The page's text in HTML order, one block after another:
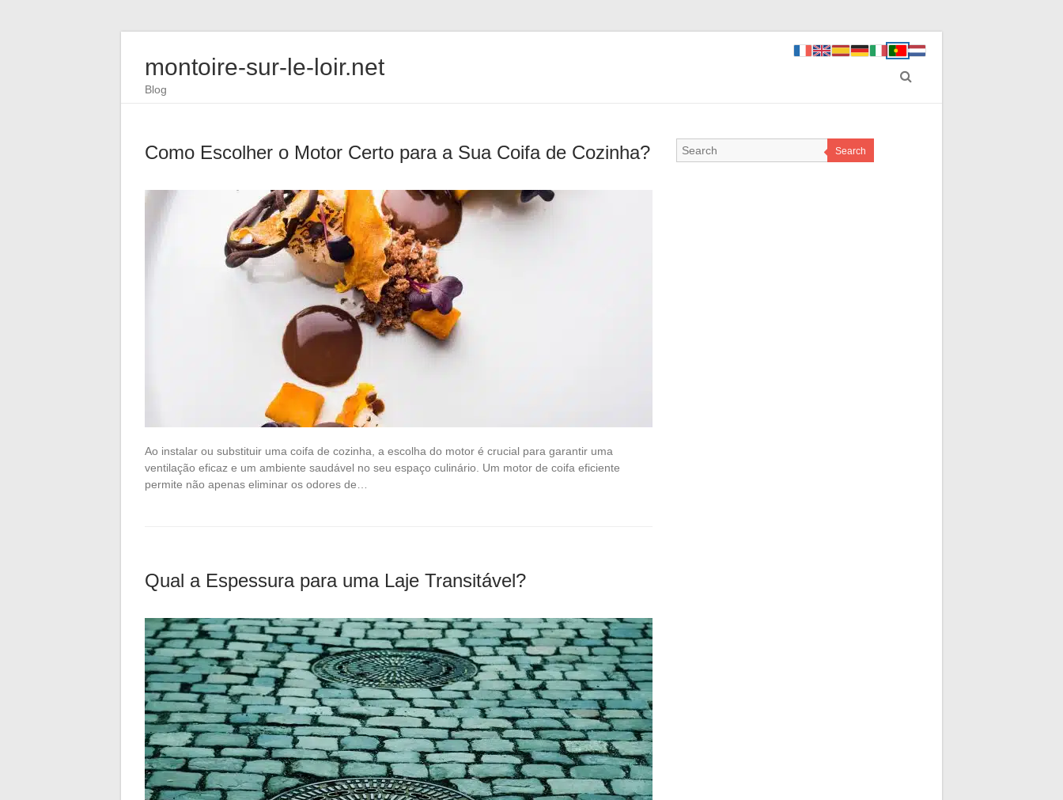
montoire-sur-le-loir.net
Blog
Como Escolher o Motor Certo para a Sua Coifa de Cozinha?
Ao instalar ou substituir uma coifa de cozinha, a escolha do motor é crucial para garantir uma
ventilação eficaz e um ambiente saudável no seu espaço culinário. Um motor de coifa eficiente
permite não apenas eliminar os odores de…
Qual a Espessura para uma Laje Transitável?
Search